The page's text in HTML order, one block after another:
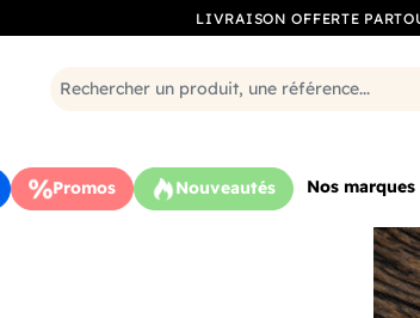
LIVRAISON OFFERTE
Promos Nouveautés Nos marques